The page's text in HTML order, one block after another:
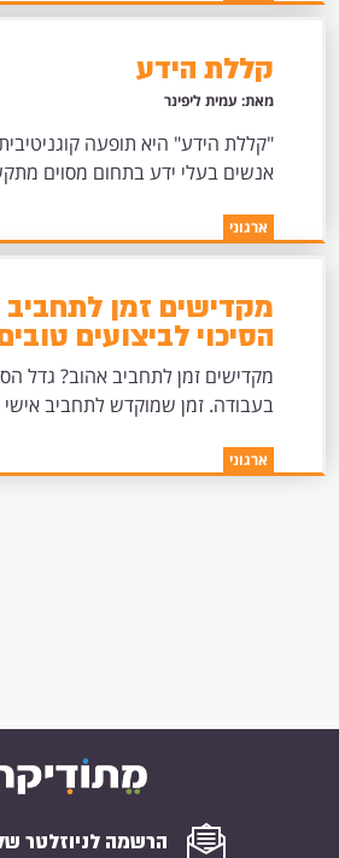
קללת הידע
מאת: עמית ליפינר
"קללת הידע" היא תופעה
אנשים בעלי ידע בתחום מסוים
ארגוני
מקדישים זמן לתחביב
הסיכוי לביצועים
מקדישים זמן לתחביב אהוב? גדל
בעבודה. זמן שמוקדש לתחביב אישי
ארגוני
הרשמה לניוזלטר